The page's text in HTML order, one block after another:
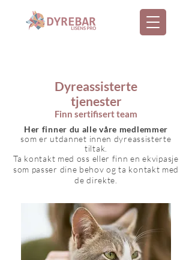
Dyreassisterte
tjenester
Finn sertifisert team
Her finner du alle våre medlemmer
som er utdannet innen dyreassisterte
tiltak.
Ta kontakt med oss eller finn en ekvipasje
som passer dine behov og ta kontakt med
de direkte.